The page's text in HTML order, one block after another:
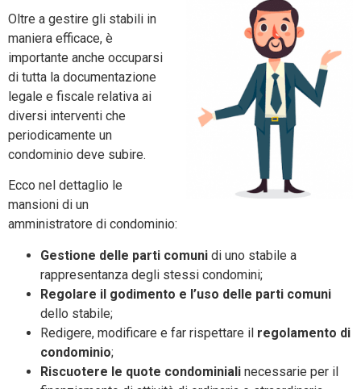
Oltre a gestire gli stabili in
maniera efficace, è
importante anche occuparsi
di tutta la documentazione
legale e fiscale relativa ai
diversi interventi che
periodicamente un
condominio deve subire.
Ecco nel dettaglio le
mansioni di un
amministratore di condominio:
Gestione delle parti comuni di uno stabile a
rappresentanza degli stessi condomini;
Regolare il godimento e l’uso delle parti comuni
dello stabile;
Redigere, modificare e far rispettare il regolamento di
condominio;
Riscuotere le quote condominiali necessarie per il